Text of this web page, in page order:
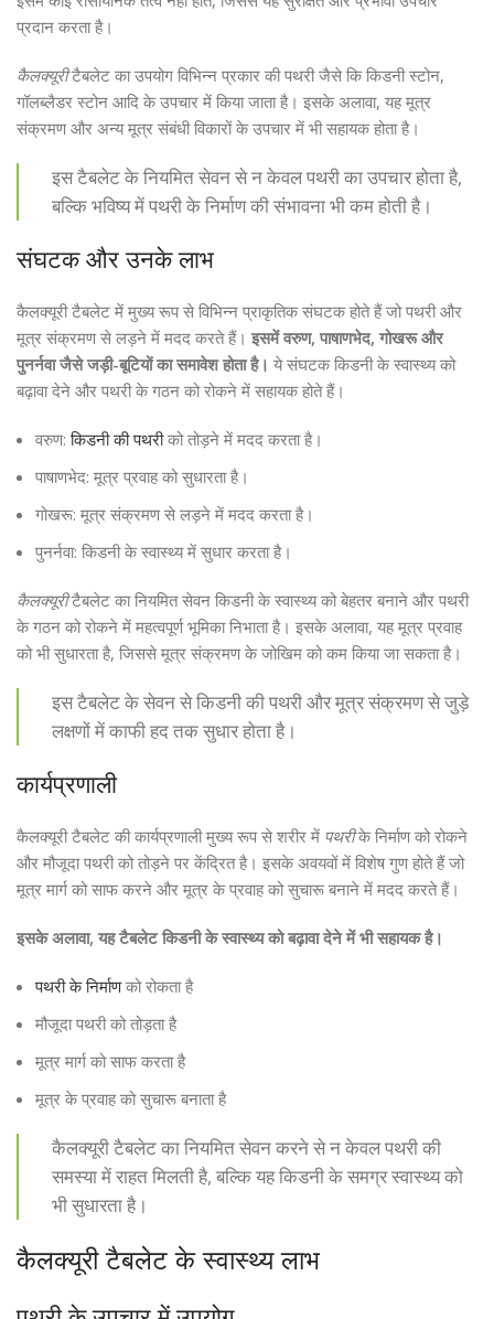
प्रदान करता है।
कैलक्यूरीटैबलेट का उपयोग विभिन्न प्रकार की पथरी जैसे कि किडनी स्टोन,
गॉलब्लैडर स्टोन आदि के उपचार में किया जाता है। इसके अलावा, यह मूत्र
संक्रमण और अन्य मूत्र संबंधी विकारों के उपचार में भी सहायक होता है।
इस टैबलेट के नियमित सेवन से न केवल पथरी का उपचार होता है,
बल्कि भविष्य में पथरी के निर्माण की संभावना भी कम होती है।
संघटक और उनके लाभ
कैलक्यूरी टैबलेट में मुख्य रूप से विभिन्न प्राकृतिक संघटक होते हैं जो पथरी और
मूत्र संक्रमण से लड़ने में मदद करते हैं। इसमें वरुण, पाषाणभेद, गोखरू और
पुनर्नवा जैसे जड़ी-बूटियों का समावेश होता है। ये संघटक किडनी के स्वास्थ्य को
बढ़ावा देने और पथरी के गठन को रोकने में सहायक होते हैं।
वरुण:किडनी की पथरीको तोड़ने में मदद करता है।
पाषाणभेद: मूत्र प्रवाह को सुधारता है।
गोखरू: मूत्र संक्रमण से लड़ने में मदद करता है।
पुनर्नवा: किडनी के स्वास्थ्य में सुधार करता है।
कैलक्यूरीटैबलेट का नियमित सेवन किडनी के स्वास्थ्य को बेहतर बनाने और पथरी
के गठन को रोकने में महत्वपूर्ण भूमिका निभाता है। इसके अलावा, यह मूत्र प्रवाह
को भी सुधारता है, जिससे मूत्र संक्रमण के जोखिम को कम किया जा सकता है।
इस टैबलेट के सेवन से किडनी की पथरी और मूत्र संक्रमण से जुड़े
लक्षणों में काफी हद तक सुधार होता है।
कार्यप्रणाली
कैलक्यूरी टैबलेट की कार्यप्रणाली मुख्य रूप से शरीर में पथरीके निर्माण को रोकने
और मौजूदा पथरी को तोड़ने पर केंद्रित है। इसके अवयवों में विशेष गुण होते हैं जो
मूत्र मार्ग को साफ करने और मूत्र के प्रवाह को सुचारू बनाने में मदद करते हैं।
इसके अलावा, यह टैबलेट किडनी के स्वास्थ्य को बढ़ावा देने में भी सहायक है।
पथरी के निर्माणको रोकता है
मौजूदा पथरी को तोड़ता है
मूत्र मार्ग को साफ करता है
मूत्र के प्रवाह को सुचारू बनाता है
कैलक्यूरी टैबलेट का नियमित सेवन करने से न केवल पथरी की
समस्या में राहत मिलती है, बल्कि यह किडनी के समग्र स्वास्थ्य को
भी सुधारता है।
कैलक्यूरी टैबलेट के स्वास्थ्य लाभ